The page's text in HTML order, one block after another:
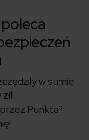
w sumie
Punkta?